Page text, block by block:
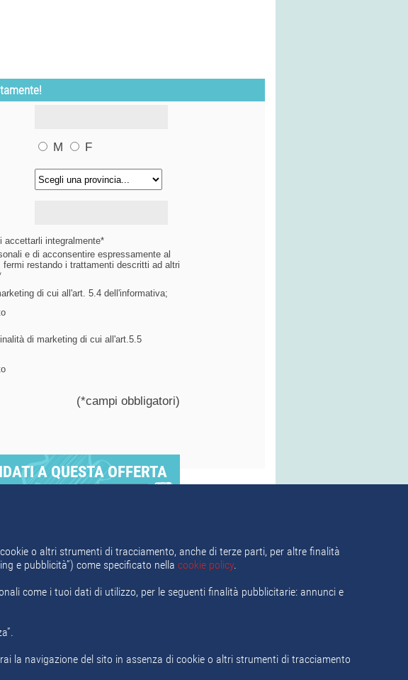
M F
accettarli integralmente*
e di acconsentire espressamente al
restando i trattamenti descritti ad altri
di cui all'art. 5.4 dell'informativa;
di marketing di cui all'art.5.5
(*campi obbligatori)
A QUESTA OFFERTA
come sospetto o truffa
o altri strumenti di tracciamento, anche di terze parti, per altre finalità
e pubblicità”) come specificato nellacookie policy.
come i tuoi dati di utilizzo, per le seguenti finalità pubblicitarie: annunci e
la navigazione del sito in assenza di cookie o altri strumenti di tracciamento